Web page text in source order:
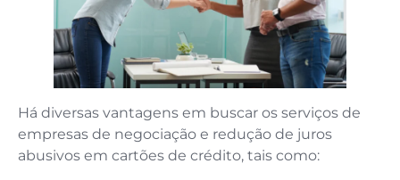
Há diversas vantagens em buscar os serviços de
empresas de negociação e redução de juros
abusivos em cartões de crédito, tais como: